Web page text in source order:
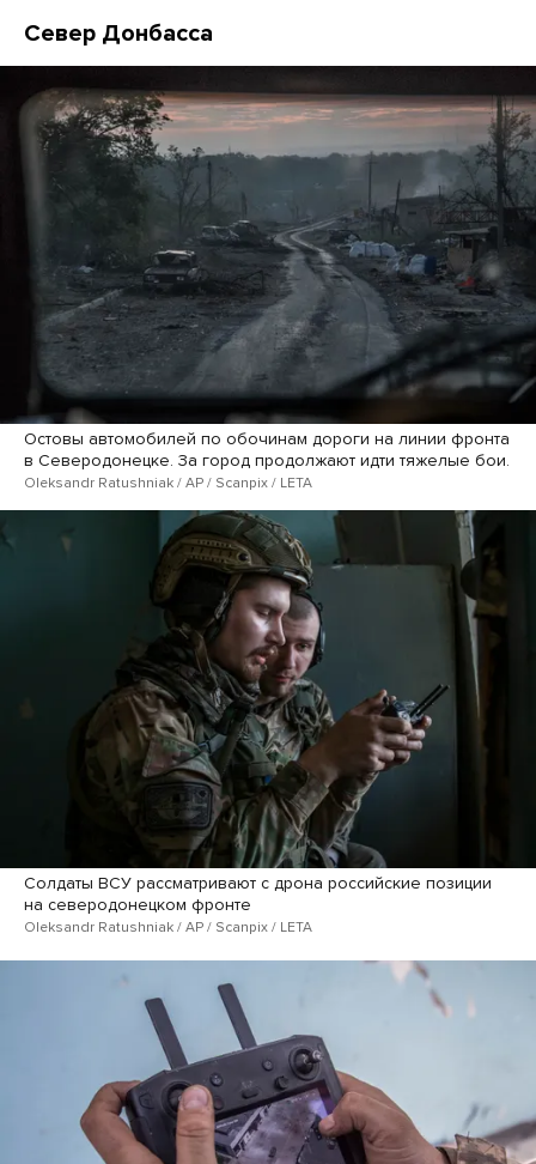
Север Донбасса
Остовы автомобилей по обочинам дороги на линии фронта
в Северодонецке. За город продолжают идти тяжелые бои.
Oleksandr Ratushniak / AP / Scanpix / LETA
Солдаты ВСУ рассматривают с дрона российские позиции
на северодонецком фронте
Oleksandr Ratushniak / AP / Scanpix / LETA